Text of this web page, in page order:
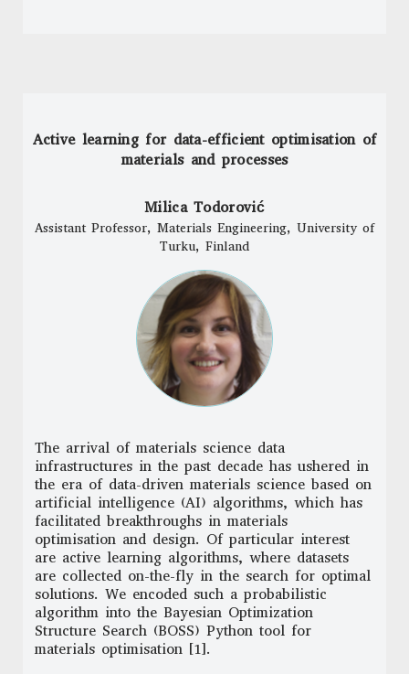
Active learning for data-efficient optimisation of
materials and processes
Milica Todorović
Assistant Professor, Materials Engineering, University of
Turku, Finland
The arrival of materials science data
infrastructures in the past decade has ushered in
the era of data-driven materials science based on
artificial intelligence (AI) algorithms, which has
facilitated breakthroughs in materials
optimisation and design. Of particular interest
are active learning algorithms, where datasets
are collected on-the-fly in the search for optimal
solutions. We encoded such a probabilistic
algorithm into the Bayesian Optimization
Structure Search (BOSS) Python tool for
materials optimisation [1].